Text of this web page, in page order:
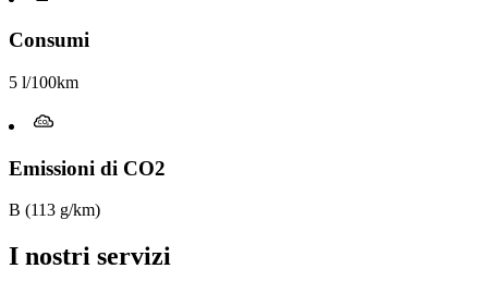
Consumi
5 l/100km
Emissioni di CO2
B (113 g/km)
I nostri servizi